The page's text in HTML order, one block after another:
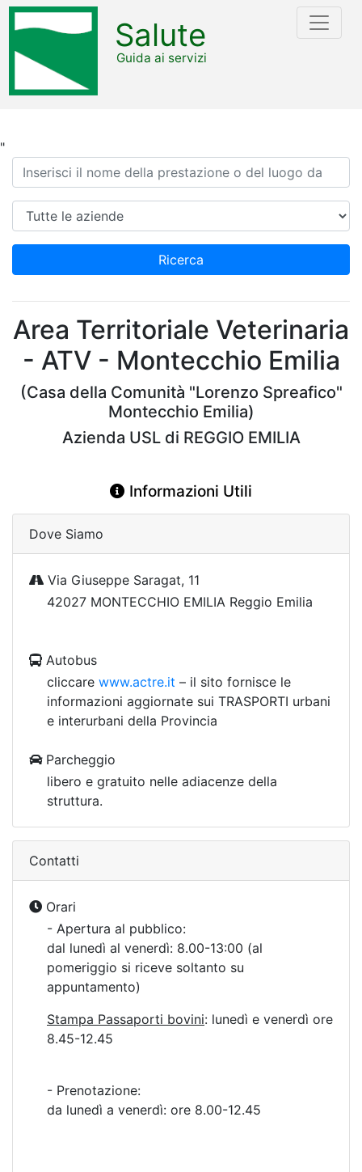
"
Salute
Guida ai servizi
Ricerca
Azienda
Ricerca
Area Territoriale Veterinaria
- ATV - Montecchio Emilia
(Casa della Comunità "Lorenzo Spreafico"
Montecchio Emilia)
Azienda USL di REGGIO EMILIA
Informazioni Utili
Dove Siamo
Via Giuseppe Saragat, 11
42027 MONTECCHIO EMILIA Reggio Emilia
Autobus
cliccare www.actre.it – il sito fornisce le
informazioni aggiornate sui TRASPORTI urbani
e interurbani della Provincia
Parcheggio
libero e gratuito nelle adiacenze della
struttura.
Contatti
Orari
- Apertura al pubblico:
dal lunedì al venerdì: 8.00-13:00 (al
pomeriggio si riceve soltanto su
appuntamento)
Stampa Passaporti bovini: lunedì e venerdì ore
8.45-12.45
- Prenotazione:
da lunedì a venerdì: ore 8.00-12.45